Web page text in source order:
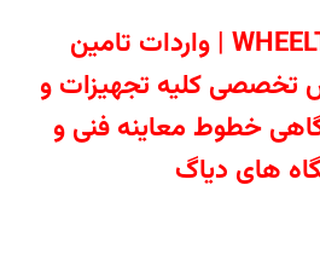
ویل تک WHEELTECH | واردات تامین
تخصصی کلیه تجهیزات و
خطوط معاینه فنی و
های دیاگ